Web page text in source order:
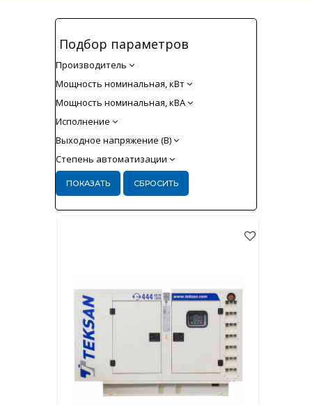
Подбор параметров
Производитель
Мощность номинальная, кВт
Мощность номинальная, кВА
Исполнение
Выходное напряжение (В)
Степень автоматизации